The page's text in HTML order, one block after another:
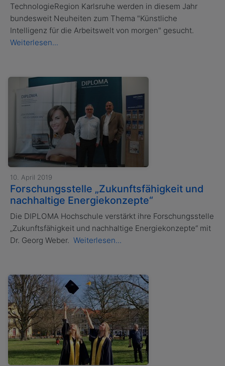
TechnologieRegion Karlsruhe werden in diesem Jahr
bundesweit Neuheiten zum Thema "Künstliche
Intelligenz für die Arbeitswelt von morgen" gesucht.
Weiterlesen...
10. April 2019
Forschungsstelle „Zukunftsfähigkeit und
nachhaltige Energiekonzepte“
Die DIPLOMA Hochschule verstärkt ihre Forschungsstelle
„Zukunftsfähigkeit und nachhaltige Energiekonzepte“ mit
Dr. Georg Weber. Weiterlesen...